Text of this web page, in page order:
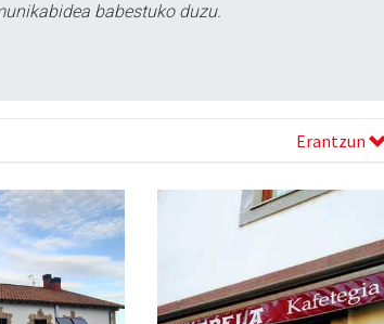
babestuko duzu.
Erantzun